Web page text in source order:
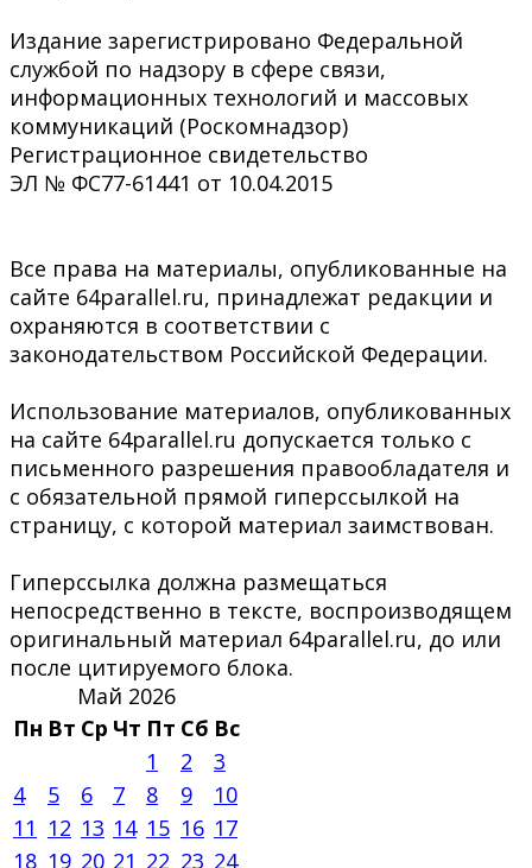
Издание зарегистрировано Федеральной
службой по надзору в сфере связи,
информационных технологий и массовых
коммуникаций (Роскомнадзор)
Регистрационное свидетельство
ЭЛ № ФС77-61441 от 10.04.2015
Все права на материалы, опубликованные на
сайте 64parallel.ru, принадлежат редакции и
охраняются в соответствии с
законодательством Российской Федерации.
Использование материалов, опубликованных
на сайте 64parallel.ru допускается только с
письменного разрешения правообладателя и
с обязательной прямой гиперссылкой на
страницу, с которой материал заимствован.
Гиперссылка должна размещаться
непосредственно в тексте, воспроизводящем
оригинальный материал 64parallel.ru, до или
после цитируемого блока.
Май 2026
Пн Вт Ср Чт Пт Сб Вс
1
2
3
4
5 6 7 8 9
10
11 12 13 14 15 16 17
18 19 20 21 22 23 24